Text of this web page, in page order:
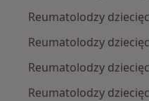
Reumatolodzy
Reumatolodzy
Reumatolodzy
Reumatolodzy